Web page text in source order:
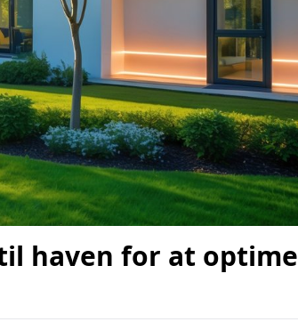
haven for at